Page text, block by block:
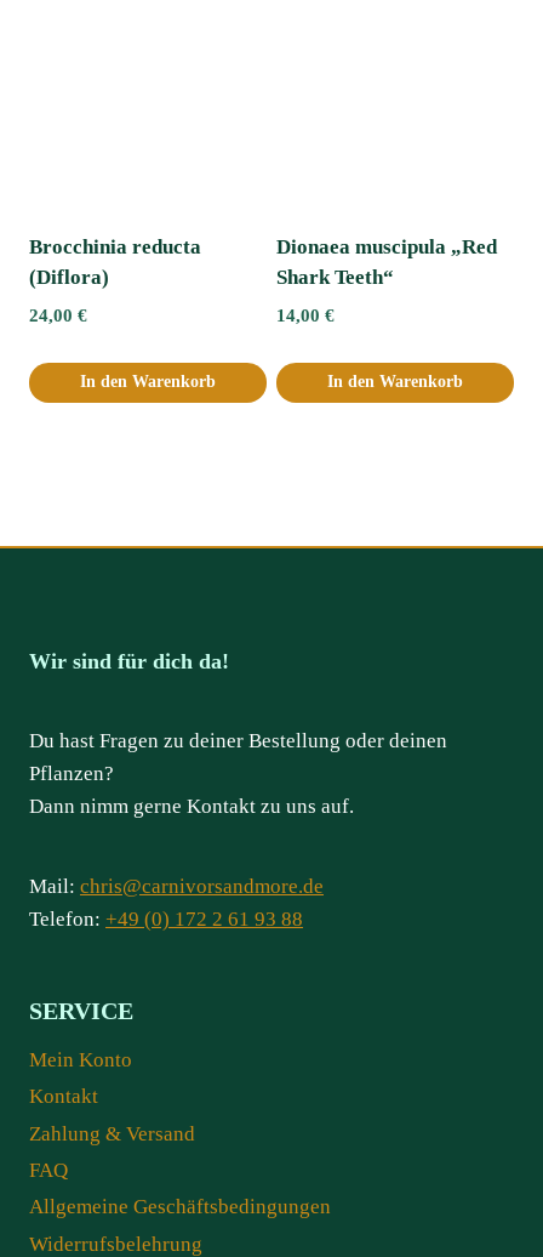
Brocchinia reducta
(Diflora)
24,00 €
In den Warenkorb
Dionaea muscipula „Red
Shark Teeth“
14,00 €
In den Warenkorb
Wir sind für dich da!
Du hast Fragen zu deiner Bestellung oder deinen
Pflanzen?
Dann nimm gerne Kontakt zu uns auf.
Mail: chris@carnivorsandmore.de
Telefon: +49 (0) 172 2 61 93 88
SERVICE
Mein Konto
Kontakt
Zahlung & Versand
FAQ
Allgemeine Geschäftsbedingungen
Widerrufsbelehrung